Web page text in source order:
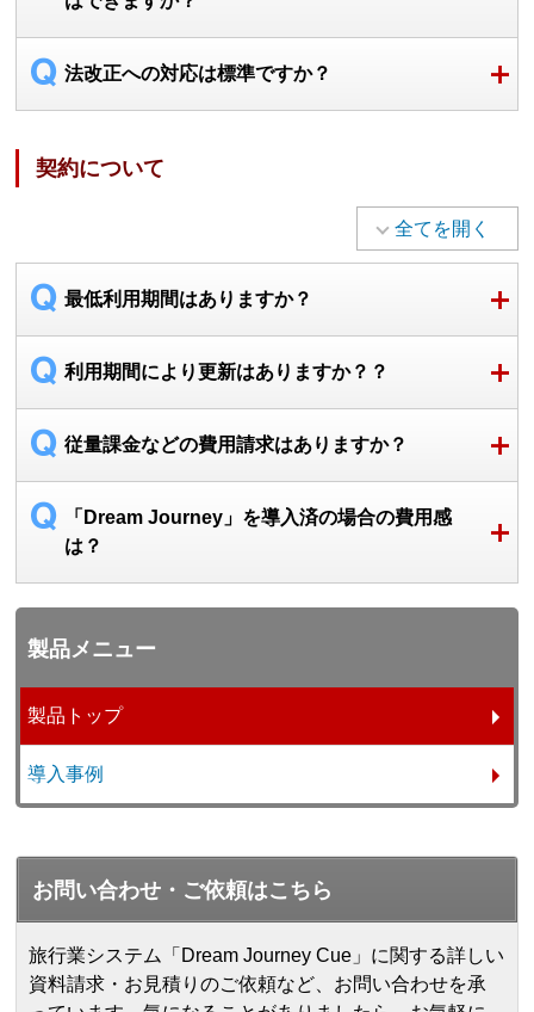
法改正への対応は標準ですか？
契約について
全てを開く
最低利用期間はありますか？
利用期間により更新はありますか？？
従量課金などの費用請求はありますか？
「Dream Journey」を導入済の場合の費用感
は？
製品メニュー
製品トップ
導入事例
お問い合わせ・ご依頼はこちら
旅行業システム「Dream Journey Cue」に関する詳しい
資料請求・お見積りのご依頼など、お問い合わせを承